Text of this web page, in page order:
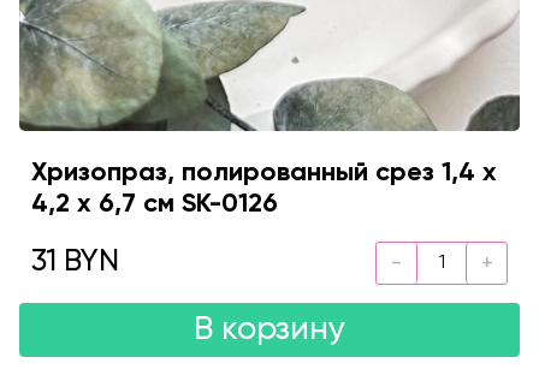
Хризопраз, полированный срез 1,4 х
4,2 х 6,7 см SK-0126
31 BYN
В корзину